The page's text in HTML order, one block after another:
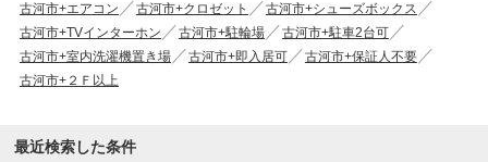
古河市+エアコン
古河市+クロゼット
古河市+シューズボックス
古河市+TVインターホン
古河市+駐輪場
古河市+駐車2台可
古河市+室内洗濯機置き場
古河市+即入居可
古河市+保証人不要
古河市+２Ｆ以上
最近検索した条件